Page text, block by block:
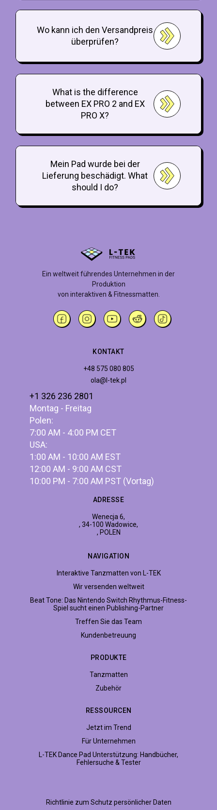
Wo kann ich den Versandpreis
überprüfen?
What is the difference
between EX PRO 2 and EX
PRO X?
Mein Pad wurde bei der
Lieferung beschädigt. What
should I do?
Ein weltweit führendes Unternehmen in der
Produktion
von interaktiven & Fitnessmatten.
KONTAKT
+48 575 080 805
ola@l-tek.pl
+1 326 236 2801
Montag - Freitag
Polen:
7:00 AM - 4:00 PM CET
USA:
1:00 AM - 10:00 AM EST
12:00 AM - 9:00 AM CST
10:00 PM - 7:00 AM PST (Vortag)
ADRESSE
Wenecja 6,
, 34-100 Wadowice,
, POLEN
NAVIGATION
Interaktive Tanzmatten von L-TEK
Wir versenden weltweit
Beat Tone: Das Nintendo Switch Rhythmus-Fitness-
Spiel sucht einen Publishing-Partner
Treffen Sie das Team
Kundenbetreuung
PRODUKTE
Tanzmatten
Zubehör
RESSOURCEN
Jetzt im Trend
Für Unternehmen
L-TEK Dance Pad Unterstützung: Handbücher,
Fehlersuche & Tester
Richtlinie zum Schutz persönlicher Daten